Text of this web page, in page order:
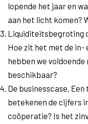
lopende het jaar en
aan het licht komen?
Liquiditeitsbegroting
Hoe zit het met de in-
hebben we
beschikbaar?
De businesscase.
betekenen de cijfers
coöperatie? Is het